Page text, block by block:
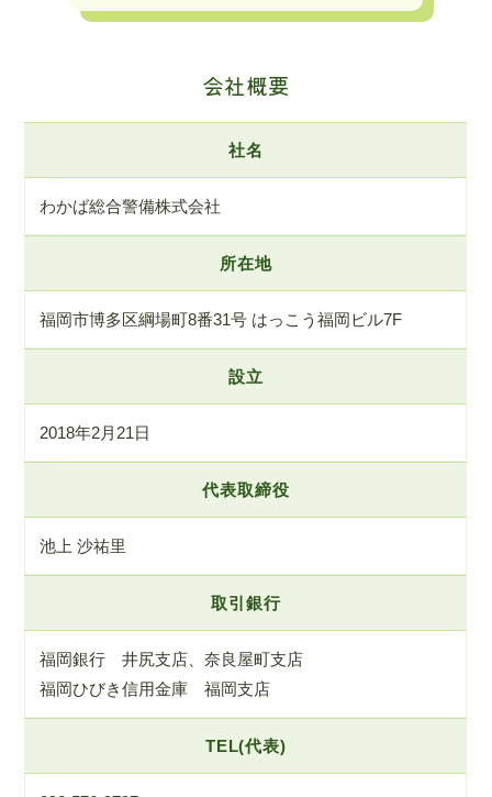
会社概要
社名
わかば総合警備株式会社
所在地
福岡市博多区綱場町8番31号 はっこう福岡ビル7F
設立
2018年2月21日
代表取締役
池上 沙祐里
取引銀行
福岡銀行 井尻支店、奈良屋町支店
福岡ひびき信用金庫 福岡支店
TEL(代表)